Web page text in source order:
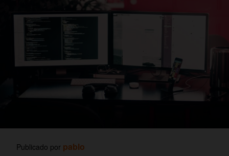
Publicado por pablo